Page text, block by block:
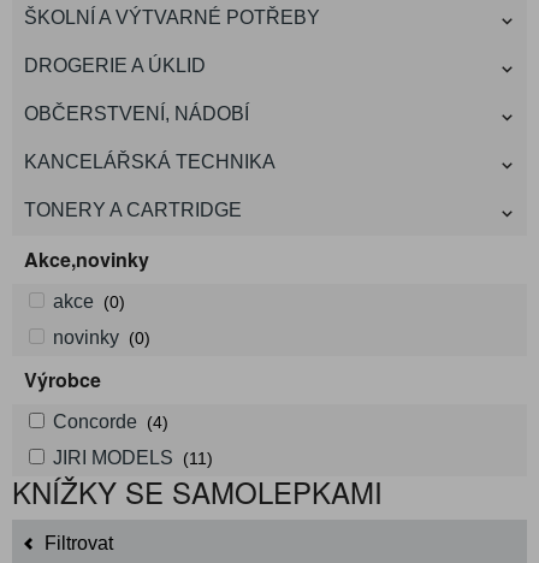
ŠKOLNÍ A VÝTVARNÉ POTŘEBY
DROGERIE A ÚKLID
OBČERSTVENÍ, NÁDOBÍ
KANCELÁŘSKÁ TECHNIKA
TONERY A CARTRIDGE
Akce,novinky
akce (0)
novinky (0)
Výrobce
Concorde (4)
JIRI MODELS (11)
KNÍŽKY SE SAMOLEPKAMI
Filtrovat